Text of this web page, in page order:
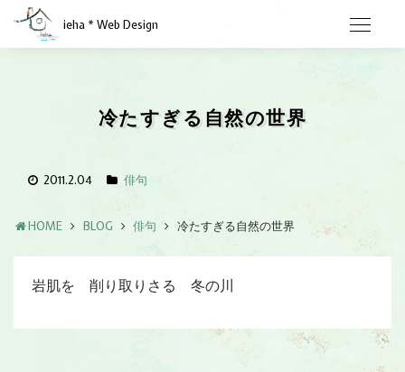
ieha * Web Design
冷たすぎる自然の世界
2011.2.04 俳句
HOME BLOG 俳句 冷たすぎる自然の世界
岩肌を 削り取りさる 冬の川